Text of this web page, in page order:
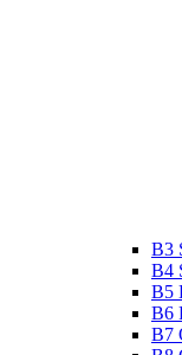
B3
B4
B5
B6
B7